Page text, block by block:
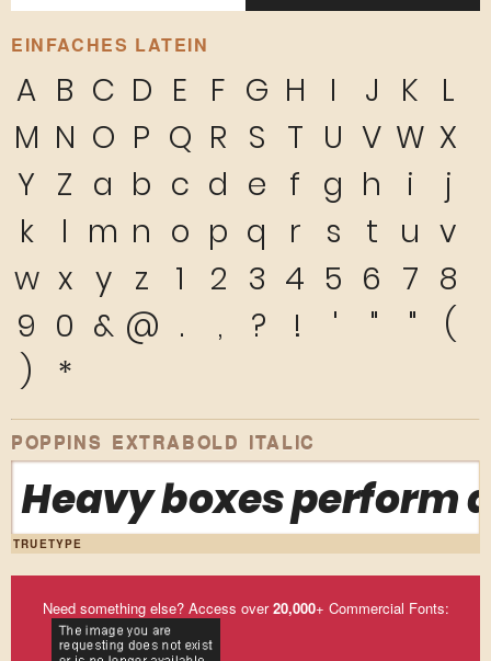
EINFACHES LATEIN
A B C D E F G H I J K
L
M N O P Q R S T U V W X
Y Z a b c d e f g h i
j
k
l m n o p q r s t u v
w x y z 1 2 3 4 5 6 7 8
9 0 & @ . , ? ! ' " "
(
)
*
POPPINS EXTRABOLD ITALIC
Heavy boxes perform
TRUETYPE
Need something else? Access over20,000+ Commercial Fonts: